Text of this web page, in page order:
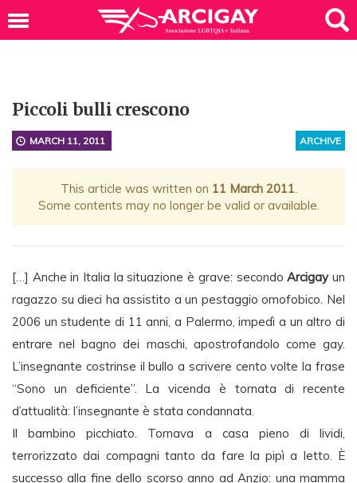
Piccoli bulli crescono
ARCHIVE
MARCH 11, 2011
This article was written on 11 March 2011.
Some contents may no longer be valid or available.
[…] Anche in Italia la situazione è grave: secondoArcigayun
ragazzo su dieci ha assistito a un pestaggio omofobico. Nel
2006 un studente di 11 anni, a Palermo, impedì a un altro di
entrare nel bagno dei maschi, apostrofandolo come gay.
L’insegnante costrinse il bullo a scrivere cento volte la frase
“Sono un deficiente”. La vicenda è tornata di recente
d’attualità: l’insegnante è stata condannata.
Il bambino picchiato. Tornava a casa pieno di lividi,
terrorizzato dai compagni tanto da fare la pipì a letto. È
successo alla fine dello scorso anno ad Anzio: una mamma